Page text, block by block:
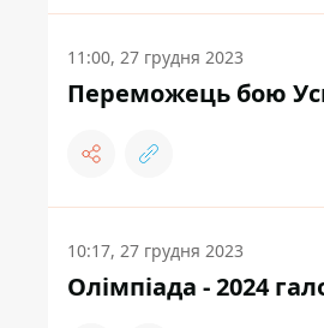
11:00, 27 грудня 2023
Переможець бою
10:17, 27 грудня 2023
Олімпіада - 2024